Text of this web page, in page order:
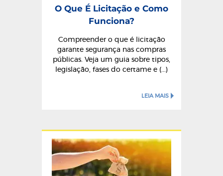
O Que É Licitação e Como
Funciona?
Compreender o que é licitação
garante segurança nas compras
públicas. Veja um guia sobre tipos,
legislação, fases do certame e (...)
LEIA MAIS